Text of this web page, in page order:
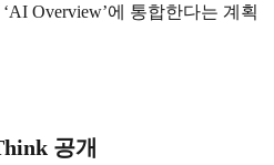
Overview’에 통합한다는 계획
공개